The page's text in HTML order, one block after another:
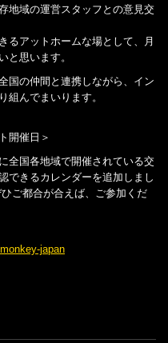
地域の運営スタッフとの意見交
るアットホームな場として、月
と思います。
国の仲間と連携しながら、イン
組んでまいります。
開催日＞
全国各地域で開催されている交
できるカレンダーを追加しまし
ご都合が合えば、ご参加くだ
japan